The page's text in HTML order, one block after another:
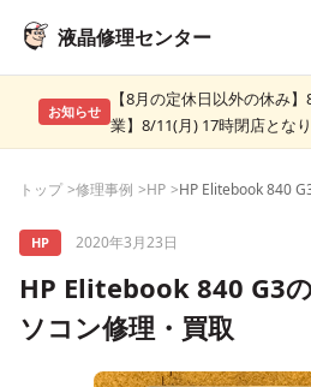
液晶修理センター
お知らせ
【8月の定休日以外の休み
業】8/11(月) 17時閉店となり
トップ 修理事例 HP
HP 2020年3月23日
HP Elitebook 840 G3
ソコン修理・買取